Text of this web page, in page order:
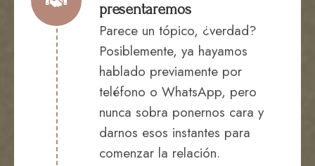
presentaremos
Parece un tópico, ¿verdad?
Posiblemente, ya hayamos
hablado previamente por
teléfono o WhatsApp, pero
nunca sobra ponernos cara y
darnos esos instantes para
comenzar la relación.